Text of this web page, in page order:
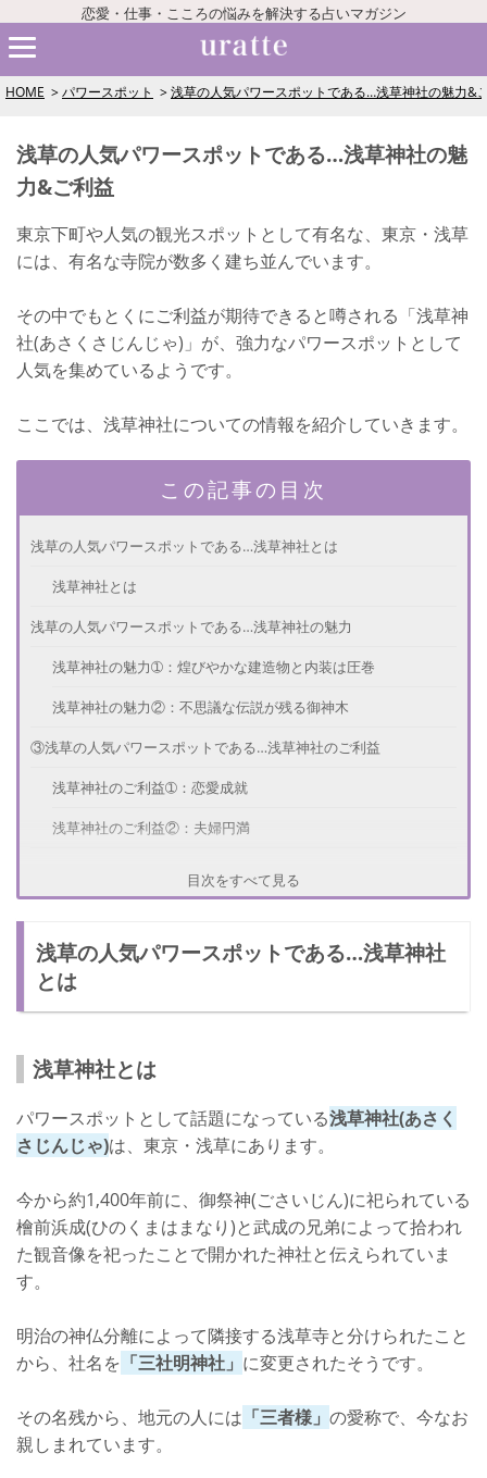
恋愛・仕事・こころの悩みを解決する占いマガジン
HOME パワースポット 浅草の人気パワースポットである…浅草神社の魅力&
浅草の人気パワースポットである…浅草神社の魅
力&ご利益
東京下町や人気の観光スポットとして有名な、東京・浅草
には、有名な寺院が数多く建ち並んでいます。
その中でもとくにご利益が期待できると噂される「浅草神
社(あさくさじんじゃ)」が、強力なパワースポットとして
人気を集めているようです。
ここでは、浅草神社についての情報を紹介していきます。
この記事の目次
浅草の人気パワースポットである…浅草神社とは
浅草神社とは
浅草の人気パワースポットである…浅草神社の魅力
浅草神社の魅力➀：煌びやかな建造物と内装は圧巻
浅草神社の魅力②：不思議な伝説が残る御神木
③浅草の人気パワースポットである…浅草神社のご利益
浅草神社のご利益➀：恋愛成就
浅草神社のご利益②：夫婦円満
さいごに
目次をすべて見る
浅草の人気パワースポットである…浅草神社
とは
浅草神社とは
パワースポットとして話題になっている浅草神社(あさく
さじんじゃ)は、東京・浅草にあります。
今から約1,400年前に、御祭神(ごさいじん)に祀られている
檜前浜成(ひのくまはまなり)と武成の兄弟によって拾われ
た観音像を祀ったことで開かれた神社と伝えられていま
す。
明治の神仏分離によって隣接する浅草寺と分けられたこと
から、社名を 「三社明神社」 に変更されたそうです。
その名残から、地元の人には 「三者様」 の愛称で、今なお
親しまれています。